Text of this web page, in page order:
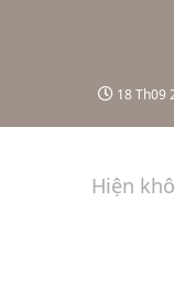
18 Th09
Hiện